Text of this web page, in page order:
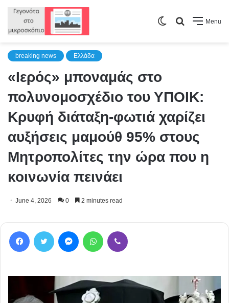
Menu
Search
Switch
breaking news Ελλάδα
«Ιερός» μποναμάς στο
πολυνομοσχέδιο του ΥΠΟΙΚ:
Κρυφή διάταξη-φωτιά χαρίζει
αυξήσεις μαμούθ 95% στους
Μητροπολίτες την ώρα που η
κοινωνία πεινάει
June 4, 2026 0 2 minutes read
Facebook Twitter MessengerWhatsApp